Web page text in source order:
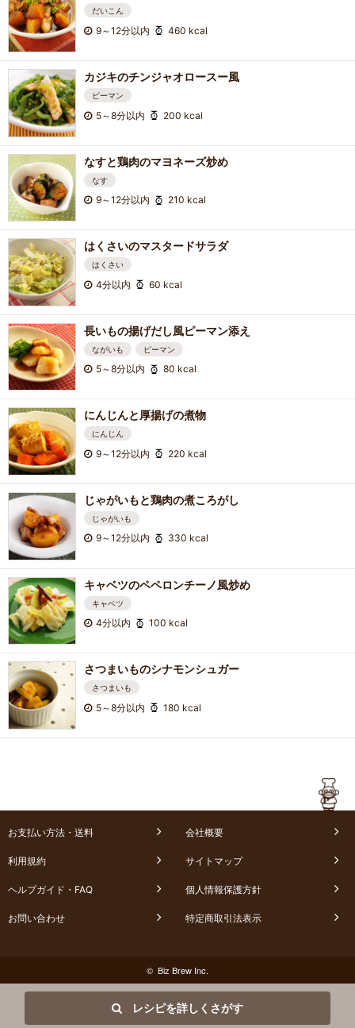
レシピを詳しくさがす
だいこん
9～12分以内 460 kcal
カジキのチンジャオロースー風
ピーマン
5～8分以内 200 kcal
なすと鶏肉のマヨネーズ炒め
なす
9～12分以内 210 kcal
はくさいのマスタードサラダ
はくさい
4分以内 60 kcal
長いもの揚げだし風ピーマン添え
ながいも ピーマン
5～8分以内 80 kcal
にんじんと厚揚げの煮物
にんじん
9～12分以内 220 kcal
じゃがいもと鶏肉の煮ころがし
じゃがいも
9～12分以内 330 kcal
キャベツのペペロンチーノ風炒め
キャベツ
4分以内 100 kcal
さつまいものシナモンシュガー
さつまいも
5～8分以内 180 kcal
お支払い方法・送料 会社概要
利用規約 サイトマップ
ヘルプガイド・FAQ 個人情報保護方針
お問い合わせ 特定商取引法表示
© Biz Brew Inc.